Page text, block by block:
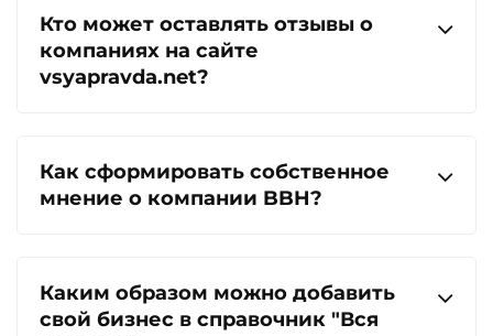
Кто может оставлять отзывы о
компаниях на сайте
vsyapravda.net?
Как сформировать собственное
мнение о компании BBH?
Каким образом можно добавить
свой бизнес в справочник "Вся